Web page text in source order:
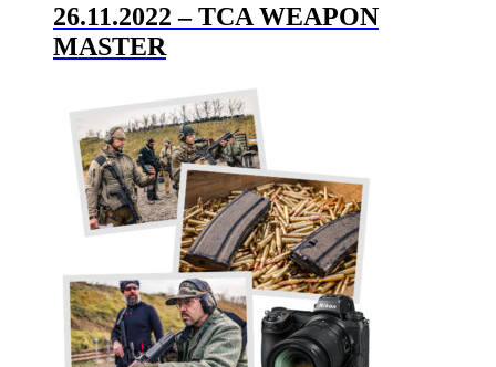
26.11.2022 – TCA WEAPON
MASTER